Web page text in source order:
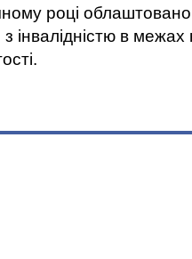
році
інвалідністю в межах